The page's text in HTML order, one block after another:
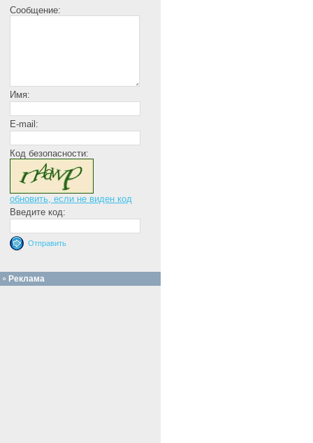
Сообщение:
Имя:
E-mail:
Код безопасности:
обновить, если не виден код
Введите код:
Реклама